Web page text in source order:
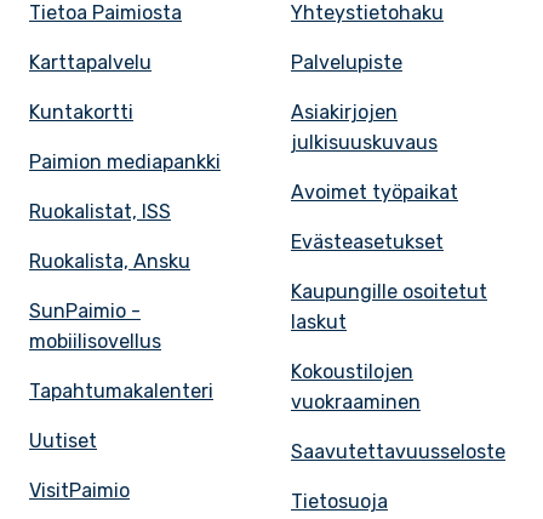
Tietoa Paimiosta
Karttapalvelu
Kuntakortti
Paimion mediapankki
Ruokalistat, ISS
Ruokalista, Ansku
SunPaimio -
mobiilisovellus
Tapahtumakalenteri
Uutiset
VisitPaimio
Yhteystietohaku
Palvelupiste
Asiakirjojen
julkisuuskuvaus
Avoimet työpaikat
Evästeasetukset
Kaupungille osoitetut
laskut
Kokoustilojen
vuokraaminen
Saavutettavuusseloste
Tietosuoja